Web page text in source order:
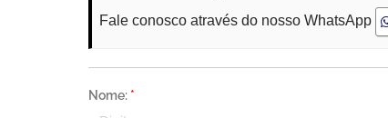
Fale conosco através do nosso WhatsApp
Nome: *